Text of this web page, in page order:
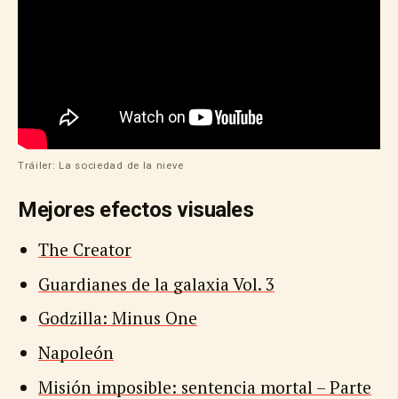
Tráiler: La sociedad de la nieve
Mejores efectos visuales
The Creator
Guardianes de la galaxia Vol. 3
Godzilla: Minus One
Napoleón
Misión imposible: sentencia mortal – Parte